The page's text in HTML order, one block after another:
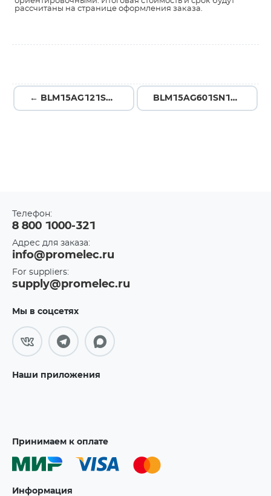
рассчитаны на странице оформления заказа.
← BLM15AG121SN1D BLM15AG601SN1D →
Телефон:
8 800 1000-321
Адрес для заказа:
info@promelec.ru
For suppliers:
supply@promelec.ru
Мы в соцсетях
Наши приложения
Принимаем к оплате
Информация